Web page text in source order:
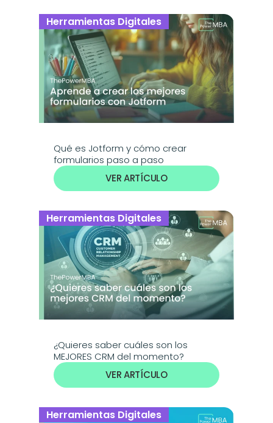
Herramientas Digitales
Qué es Jotform y cómo crear
formularios paso a paso
VER ARTÍCULO
Herramientas Digitales
¿Quieres saber cuáles son los
MEJORES CRM del momento?
VER ARTÍCULO
Herramientas Digitales